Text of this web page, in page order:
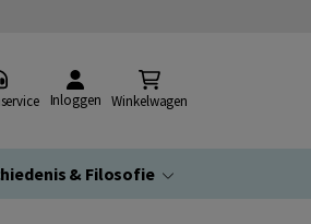
Inloggen Winkelwagen
& Filosofie